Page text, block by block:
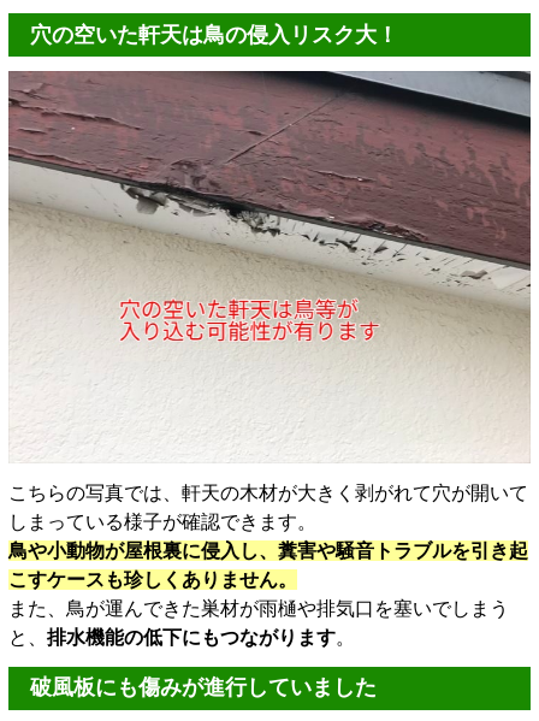
穴の空いた軒天は鳥の侵入リスク大！
こちらの写真では、軒天の木材が大きく剥がれて穴が開いて
しまっている様子が確認できます。
鳥や小動物が屋根裏に侵入し、糞害や騒音トラブルを引き起
こすケースも珍しくありません。
また、鳥が運んできた巣材が雨樋や排気口を塞いでしまう
と、 排水機能の低下にもつながります。
破風板にも傷みが進行していました